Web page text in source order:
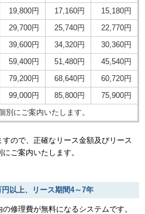
19,800円 17,160円
15,180円
29,700円 25,740円
22,770円
39,600円 34,320円
30,360円
59,400円 51,480円
45,540円
79,200円 68,640円
60,720円
99,000円 85,800円
75,900円
別にご案内いたします。
ので、正確なリース金額及びリース
ご案内いたします。
以上、リース期間4～7年
修理費が無料になるシステムです。